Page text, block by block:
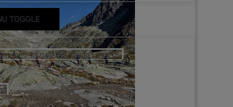
TOGGLE
Museo del Prado i churros.